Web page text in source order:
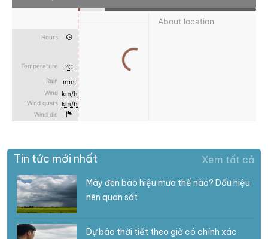
Tin tức mới nhất Xem tất cả
Mây đen báo hiệu mưa thế nào? Dấu hiệu
nên quan sát
Dự báo thời tiết theo giờ có chính xác